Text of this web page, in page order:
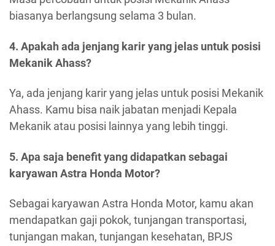
biasanya berlangsung selama 3 bulan.
4. Apakah ada jenjang karir yang jelas untuk posisi
Mekanik Ahass?
Ya, ada jenjang karir yang jelas untuk posisi Mekanik
Ahass. Kamu bisa naik jabatan menjadi Kepala
Mekanik atau posisi lainnya yang lebih tinggi.
5. Apa saja benefit yang didapatkan sebagai
karyawan Astra Honda Motor?
Sebagai karyawan Astra Honda Motor, kamu akan
mendapatkan gaji pokok, tunjangan transportasi,
tunjangan makan, tunjangan kesehatan, BPJS